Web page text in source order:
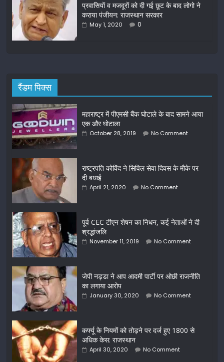
प्रवासियों व मजदूरों को दी गई छूट के बाद लोगो ने
कराया पंजीयन: राजस्थान सरकार
May 1, 2020 0
रैंडम पिक्स
महाराष्ट्र में पीएमसी बैंक घोटाले के बाद सामने आया
एक और घोटाला
October 28, 2019 No Comment
राष्ट्रपति कोविंद ने सिविल सेवा दिवस के मौके पर
दी बधाई
April 21, 2020 No Comment
पूर्व CEC टीएन शेषन का निधन, कई नेताओं ने दी
श्रद्धांजलि
November 11, 2019 No Comment
जेपी नड्डा ने आप आदमी पार्टी पर ओछी राजनीति
का लगाया आरोप
January 30, 2020 No Comment
कर्फ्यू के नियमों को तोड़ने पर दर्ज हुए 1800 से
अधिक केस: राजस्थान
April 30, 2020 No Comment